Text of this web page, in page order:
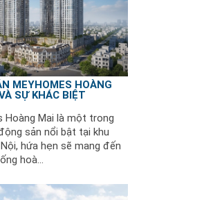
MEYHOMES HOÀNG
SỰ KHÁC BIỆT
Hoàng Mai là một trong
sản nổi bật tại khu
hứa hẹn sẽ mang đến
hoà...